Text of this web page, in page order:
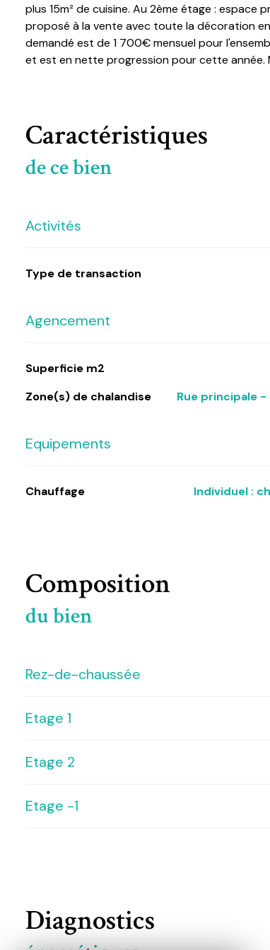
plus 15m² de cuisine. Au 2ème étage :
proposé à la vente avec toute la décoration
demandé est de 1 700€ mensuel pour
et est en nette progression pour cette année.
Caractéristiques
de ce bien
Activités
Type de transaction
Agencement
Superficie m2
Zone(s) de chalandise
Rue principale
Equipements
Chauffage individuel :
Composition
du bien
Rez-de-chaussée
salle
Etage 1
salle
Etage 2
chambre
Etage -1
Diagnostics